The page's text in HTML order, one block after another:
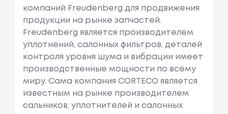
компаний Freudenberg для продвижения
продукции на рынке запчастей.
Freudenberg является производителем
уплотнений, салонных фильтров, деталей
контроля уровня шума и вибрации имеет
производственные мощности по всему
миру. Сама компания CORTECO является
известным на рынке производителем
сальников, уплотнителей и салонных